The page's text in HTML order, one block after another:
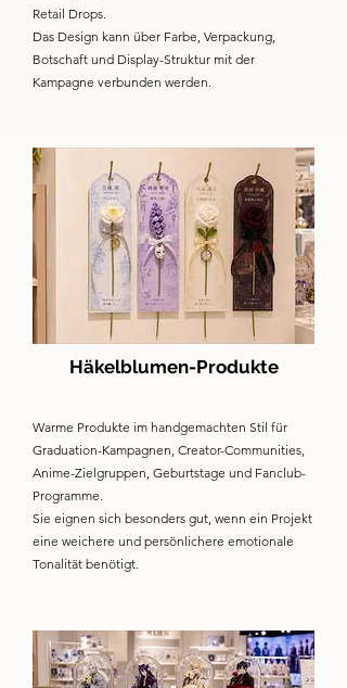
Retail Drops.
Das Design kann über Farbe, Verpackung,
Botschaft und Display-Struktur mit der
Kampagne verbunden werden.
Häkelblumen-Produkte
Warme Produkte im handgemachten Stil für
Graduation-Kampagnen, Creator-Communities,
Anime-Zielgruppen, Geburtstage und Fanclub-
Programme.
Sie eignen sich besonders gut, wenn ein Projekt
eine weichere und persönlichere emotionale
Tonalität benötigt.